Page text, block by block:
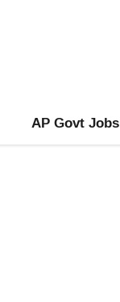
AP Govt Jobs